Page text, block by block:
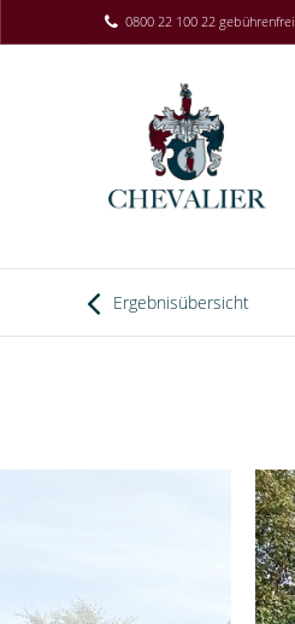
0800 22 100 22 gebührenfrei
Ergebnisübersicht